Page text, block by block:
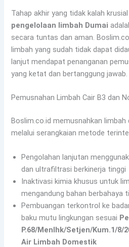
Tahap akhir yang tidak kalah
pengelolaan limbah Dumai
secara tuntas dan aman.
limbah yang sudah tidak dapat
lanjut mendapat penanganan
yang ketat dan bertanggung jawab.
Pemusnahan Limbah Cair B3 dan
Boslim.co.id memusnahkan limbah
melalui serangkaian metode
Pengolahan lanjutan
dan ultrafiltrasi berkinerja tinggi
Inaktivasi kimia khusus untuk
mengandung bahan berbahaya
Pembuangan terkontrol ke
baku mutu lingkungan sesuai
P.68/Menlhk/Setjen/Kum.1/8/
Air Limbah Domestik